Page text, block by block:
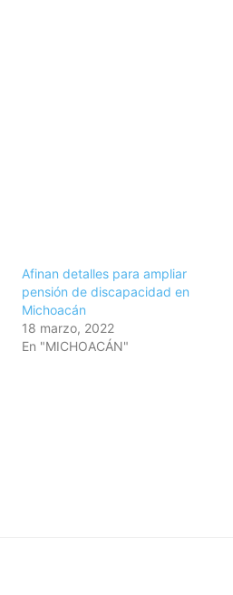
Afinan detalles para ampliar
pensión de discapacidad en
Michoacán
18 marzo, 2022
En "MICHOACÁN"